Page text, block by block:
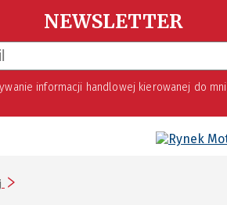
NEWSLETTER
zgodnie z przepisem art. 10 ust 2 ustawy z dnia 18 lipca 2002 roku o świadczeniu usług drogą elektroniczną (Dz. U. 144 z 2002 r. poz. 1204). Zgoda jest dobrowolna, jednak jej wyrażenie jest konieczne, aby otrzymywać newsletter.